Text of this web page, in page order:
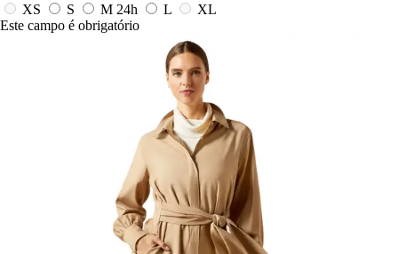
XS
S M 24h L
XL
Este campo é obrigatório